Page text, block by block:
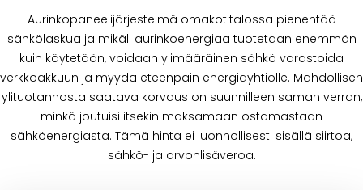
Aurinkopaneelijärjestelmä omakotitalossa pienentää
sähkölaskua ja mikäli aurinkoenergiaa tuotetaan enemmän
kuin käytetään, voidaan ylimääräinen sähkö varastoida
verkkoakkuun ja myydä eteenpäin energiayhtiölle. Mahdollisen
ylituotannosta saatava korvaus on suunnilleen saman verran,
minkä joutuisi itsekin maksamaan ostamastaan
sähköenergiasta. Tämä hinta ei luonnollisesti sisällä siirtoa,
sähkö- ja arvonlisäveroa.